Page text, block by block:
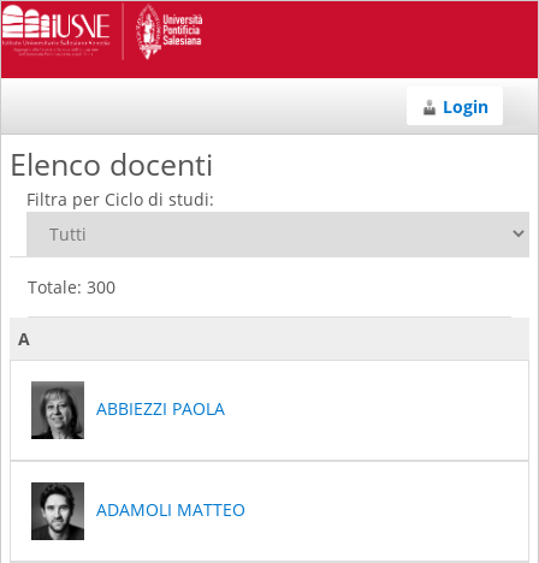
Login
Elenco docenti
Filtra per Ciclo di studi:
Totale: 300
A
ABBIEZZI PAOLA
ADAMOLI MATTEO